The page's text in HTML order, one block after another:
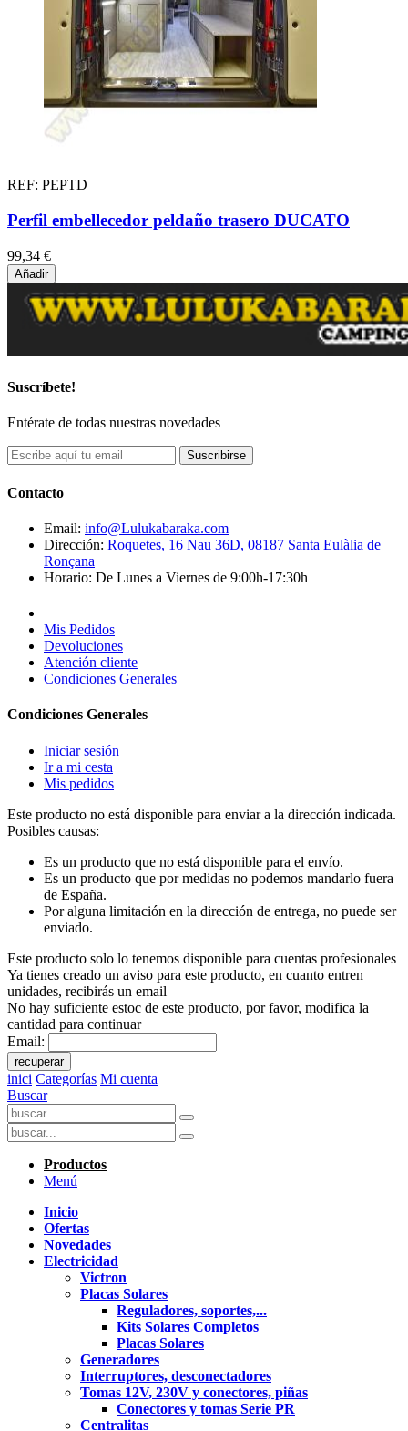
REF: PEPTD
Perfil embellecedor peldaño trasero DUCATO
99,34 €
Añadir
Suscríbete!
Entérate de todas nuestras novedades
Suscribirse
Contacto
Email: info@Lulukabaraka.com
Dirección: Roquetes, 16 Nau 36D, 08187 Santa Eulàlia de
Ronçana
Horario: De Lunes a Viernes de 9:00h-17:30h
Mis Pedidos
Devoluciones
Atención cliente
Condiciones Generales
Condiciones Generales
Iniciar sesión
Ir a mi cesta
Mis pedidos
Este producto no está disponible para enviar a la dirección indicada.
Posibles causas:
Es un producto que no está disponible para el envío.
Es un producto que por medidas no podemos mandarlo fuera
de España.
Por alguna limitación en la dirección de entrega, no puede ser
enviado.
Este producto solo lo tenemos disponible para cuentas profesionales
Ya tienes creado un aviso para este producto, en cuanto entren
unidades, recibirás un email
No hay suficiente estoc de este producto, por favor, modifica la
cantidad para continuar
Email:
recuperar
inici Categorías Mi cuenta
Buscar
Productos
Menú
Inicio
Ofertas
Novedades
Electricidad
Victron
Placas Solares
Reguladores, soportes,...
Kits Solares Completos
Placas Solares
Generadores
Interruptores, desconectadores
Tomas 12V, 230V y conectores, piñas
Conectores y tomas Serie PR
Centralitas